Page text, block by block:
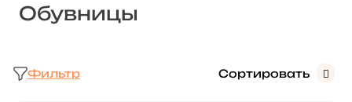
Обувницы
Фильтр Сортировать